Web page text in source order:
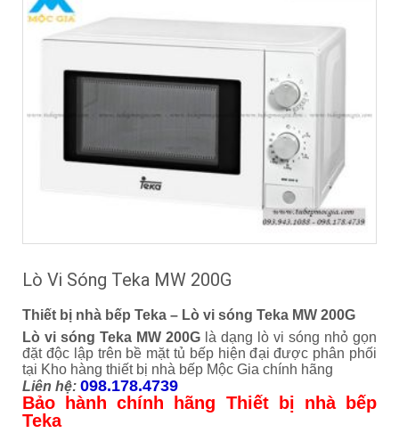
Lò Vi Sóng Teka MW 200G
Thiết bị nhà bếp Teka – Lò vi sóng Teka MW 200G
Lò vi sóng Teka MW 200G là dạng lò vi sóng nhỏ gọn
đặt độc lập trên bề mặt tủ bếp hiện đại được phân phối
tại Kho hàng thiết bị nhà bếp Mộc Gia chính hãng
Liên hệ: 098.178.4739
Bảo hành chính hãng Thiết bị nhà bếp
Teka